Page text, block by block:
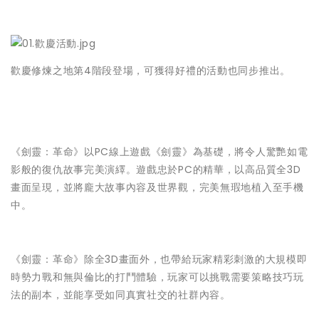
歡慶修煉之地第4階段登場，可獲得好禮的活動也同步推出。
《劍靈：革命》以PC線上遊戲《劍靈》為基礎，將令人驚艷如電
影般的復仇故事完美演繹。遊戲忠於PC的精華，以高品質全3D
畫面呈現，並將龐大故事內容及世界觀，完美無瑕地植入至手機
中。
《劍靈：革命》除全3D畫面外，也帶給玩家精彩刺激的大規模即
時勢力戰和無與倫比的打鬥體驗，玩家可以挑戰需要策略技巧玩
法的副本，並能享受如同真實社交的社群內容。